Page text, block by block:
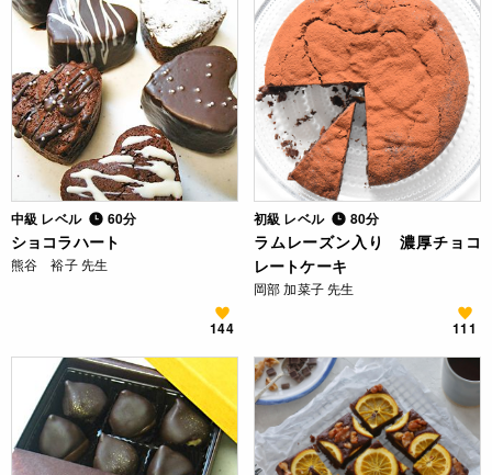
中級 レベル 60分
ショコラハート
熊谷 裕子 先生
144
初級 レベル 80分
ラムレーズン入り 濃厚チョコ
レートケーキ
岡部 加菜子 先生
111